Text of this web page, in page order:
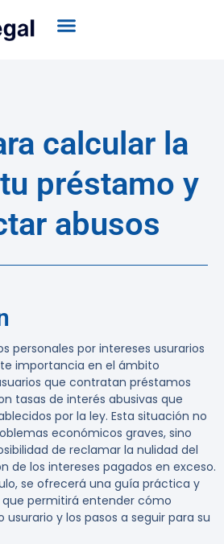
calcular la
préstamo y
abusos
personales por intereses usurarios
importancia en el ámbito
que contratan préstamos
tasas de interés abusivas que
por la ley. Esta situación no
económicos graves, sino
de reclamar la nulidad del
de los intereses pagados en exceso.
se ofrecerá una guía práctica y
permitirá entender cómo
y los pasos a seguir para su